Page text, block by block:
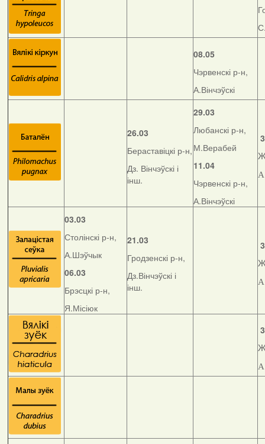
08.05
Чэрвенскі р-н,
А.Вінчэўскі
26.03
Бераставіцкі р-н,
Дз. Вінчэўскі і
інш.
29.03
Любанскі р-н,
М.Верабей
11.04
Чэрвенскі р-н,
А.Вінчэўскі
03.03
Столінскі р-н,
А.Шэўчык
06.03
Брэсцкі р-н,
Я.Місіюк
21.03
Гродзенскі р-н,
Дз.Вінчэўскі і
інш.